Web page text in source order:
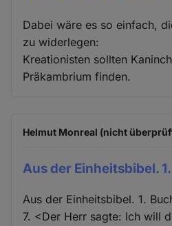
Dabei wäre es so einfach,
zu widerlegen:
Kreationisten sollten
Präkambrium finden.
Helmut Monreal (nicht
Aus der Einheitsbibel. 1.
Aus der Einheitsbibel. 1.
7. <Der Herr sagte: Ich will